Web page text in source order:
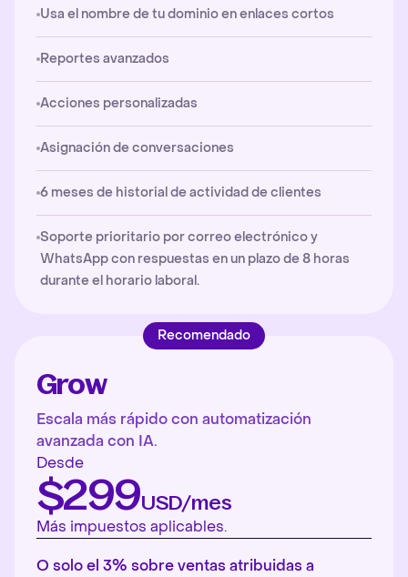
Usa el nombre de tu dominio en enlaces cortos
Reportes avanzados
Acciones personalizadas
Asignación de conversaciones
6 meses de historial de actividad de clientes
Soporte prioritario por correo electrónico y
WhatsApp con respuestas en un plazo de 8 horas
durante el horario laboral.
Recomendado
Grow
Escala más rápido con automatización
avanzada con IA.
Desde
$299USD/mes
Más impuestos aplicables.
O solo el 3% sobre ventas atribuidas a